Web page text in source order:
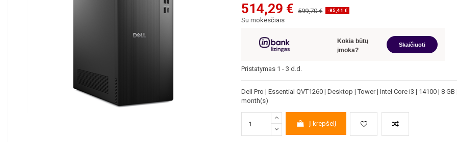
514,29 € 599,70 € -85,41 €
Su mokesčiais
Kokia būtų
įmoka?
Skaičiuoti
Pristatymas 1 - 3 d.d.
Dell Pro | Essential QVT1260 | Desktop | Tower | Intel Core i3 | 14100 | 8
month(s)
Į krepšelį